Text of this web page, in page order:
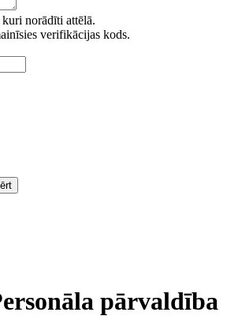
norādīti attēlā.
verifikācijas kods.
pārvaldība